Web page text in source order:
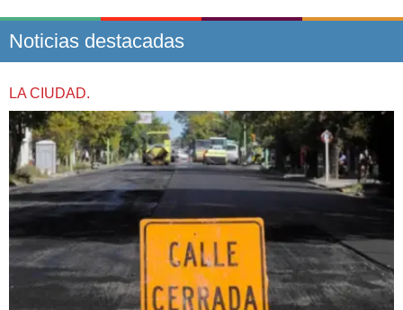
Noticias destacadas
LA CIUDAD.